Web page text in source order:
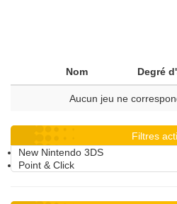
Nom Degré
Aucun jeu ne
Filtres
New Nintendo 3DS
Point & Click